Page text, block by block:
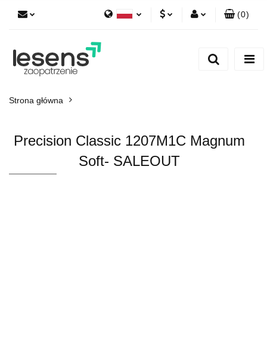
(0)
Strona główna
Precision Classic 1207M1C Magnum
Soft- SALEOUT